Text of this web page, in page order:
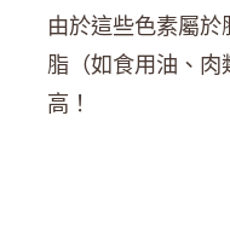
由於這些色素屬
脂（如食用油、
高！